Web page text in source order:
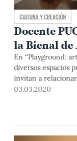
CULTURA Y CREACIÓN
Docente
la Bienal
En “Playground:
diversos espacios
invitan a
cuenta con el
03.03.2020